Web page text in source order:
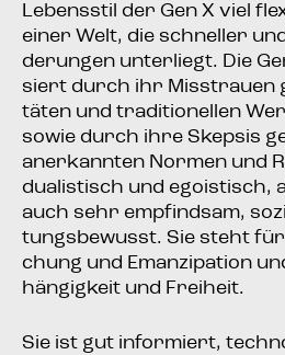
Lebens­stil der Gen X viel
einer Welt, die schnel­ler
de­run­gen unter­liegt. Die
siert durch ihr Miss­trau­en
tä­ten und tra­di­tio­nel­len
sowie durch ihre Skep­sis
aner­kann­ten Nor­men und
dua­lis­tisch und ego­is­tisch,
auch sehr emp­find­sam,
tungs­be­wusst. Sie steht
chung und Eman­zi­pa­ti­on
hän­gig­keit und Freiheit.
Sie ist gut infor­miert,